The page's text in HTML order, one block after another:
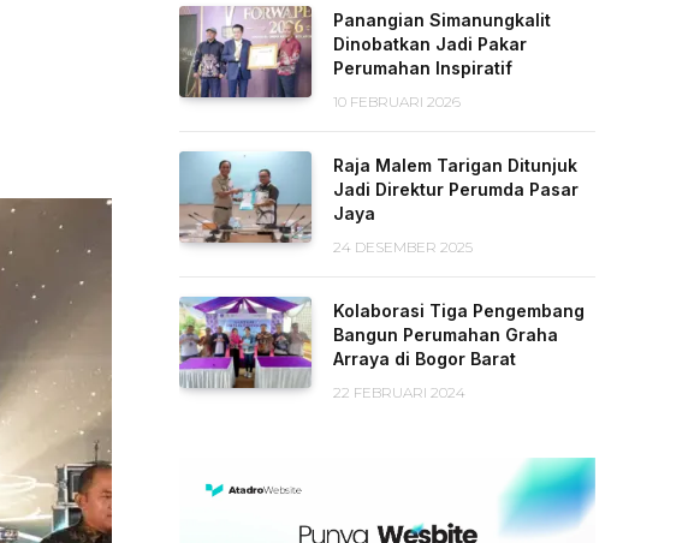
Panangian Simanungkalit
Dinobatkan Jadi Pakar
Perumahan Inspiratif
10 FEBRUARI 2026
Raja Malem Tarigan Ditunjuk
Jadi Direktur Perumda Pasar
Jaya
24 DESEMBER 2025
Kolaborasi Tiga Pengembang
Bangun Perumahan Graha
Arraya di Bogor Barat
22 FEBRUARI 2024